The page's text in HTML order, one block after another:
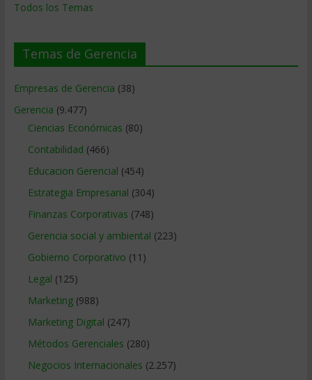
Todos los Temas
Temas de Gerencia
Empresas de Gerencia (38)
Gerencia (9.477)
Ciencias Económicas (80)
Contabilidad (466)
Educacion Gerencial (454)
Estrategia Empresarial (304)
Finanzas Corporativas (748)
Gerencia social y ambiental (223)
Gobierno Corporativo (11)
Legal (125)
Marketing(988)
Marketing Digital (247)
Métodos Gerenciales (280)
Negocios Internacionales (2.257)